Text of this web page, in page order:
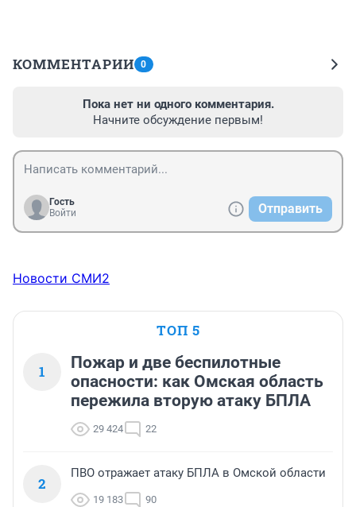
КОММЕНТАРИИ 0
Пока нет ни одного комментария.
Начните обсуждение первым!
Гость
Войти
Отправить
Новости СМИ2
ТОП 5
1
Пожар и две беспилотные
опасности: как Омская область
пережила вторую атаку БПЛА
29 424 22
2
ПВО отражает атаку БПЛА в Омской области
19 183 90